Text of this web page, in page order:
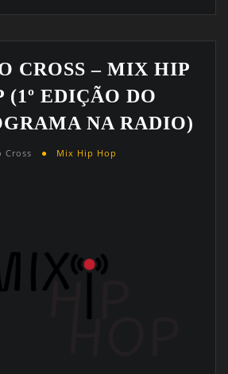
CROSS – MIX HIP
(1º EDIÇÃO DO
NA RADIO)
Cross Mix Hip Hop